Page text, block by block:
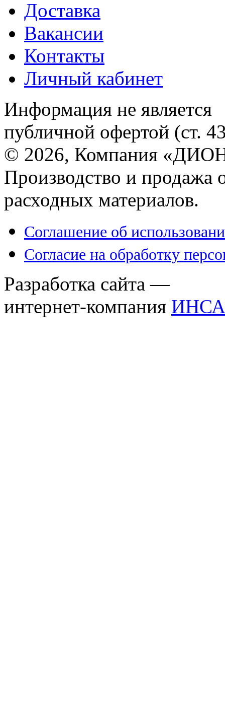
Доставка
Вакансии
Контакты
Личный кабинет
Информация не является
публичной офертой (ст.
© 2026, Компания
Производство и продажа
расходных материалов.
Соглашение об
Согласие на обработку
Разработка сайта —
интернет-компания